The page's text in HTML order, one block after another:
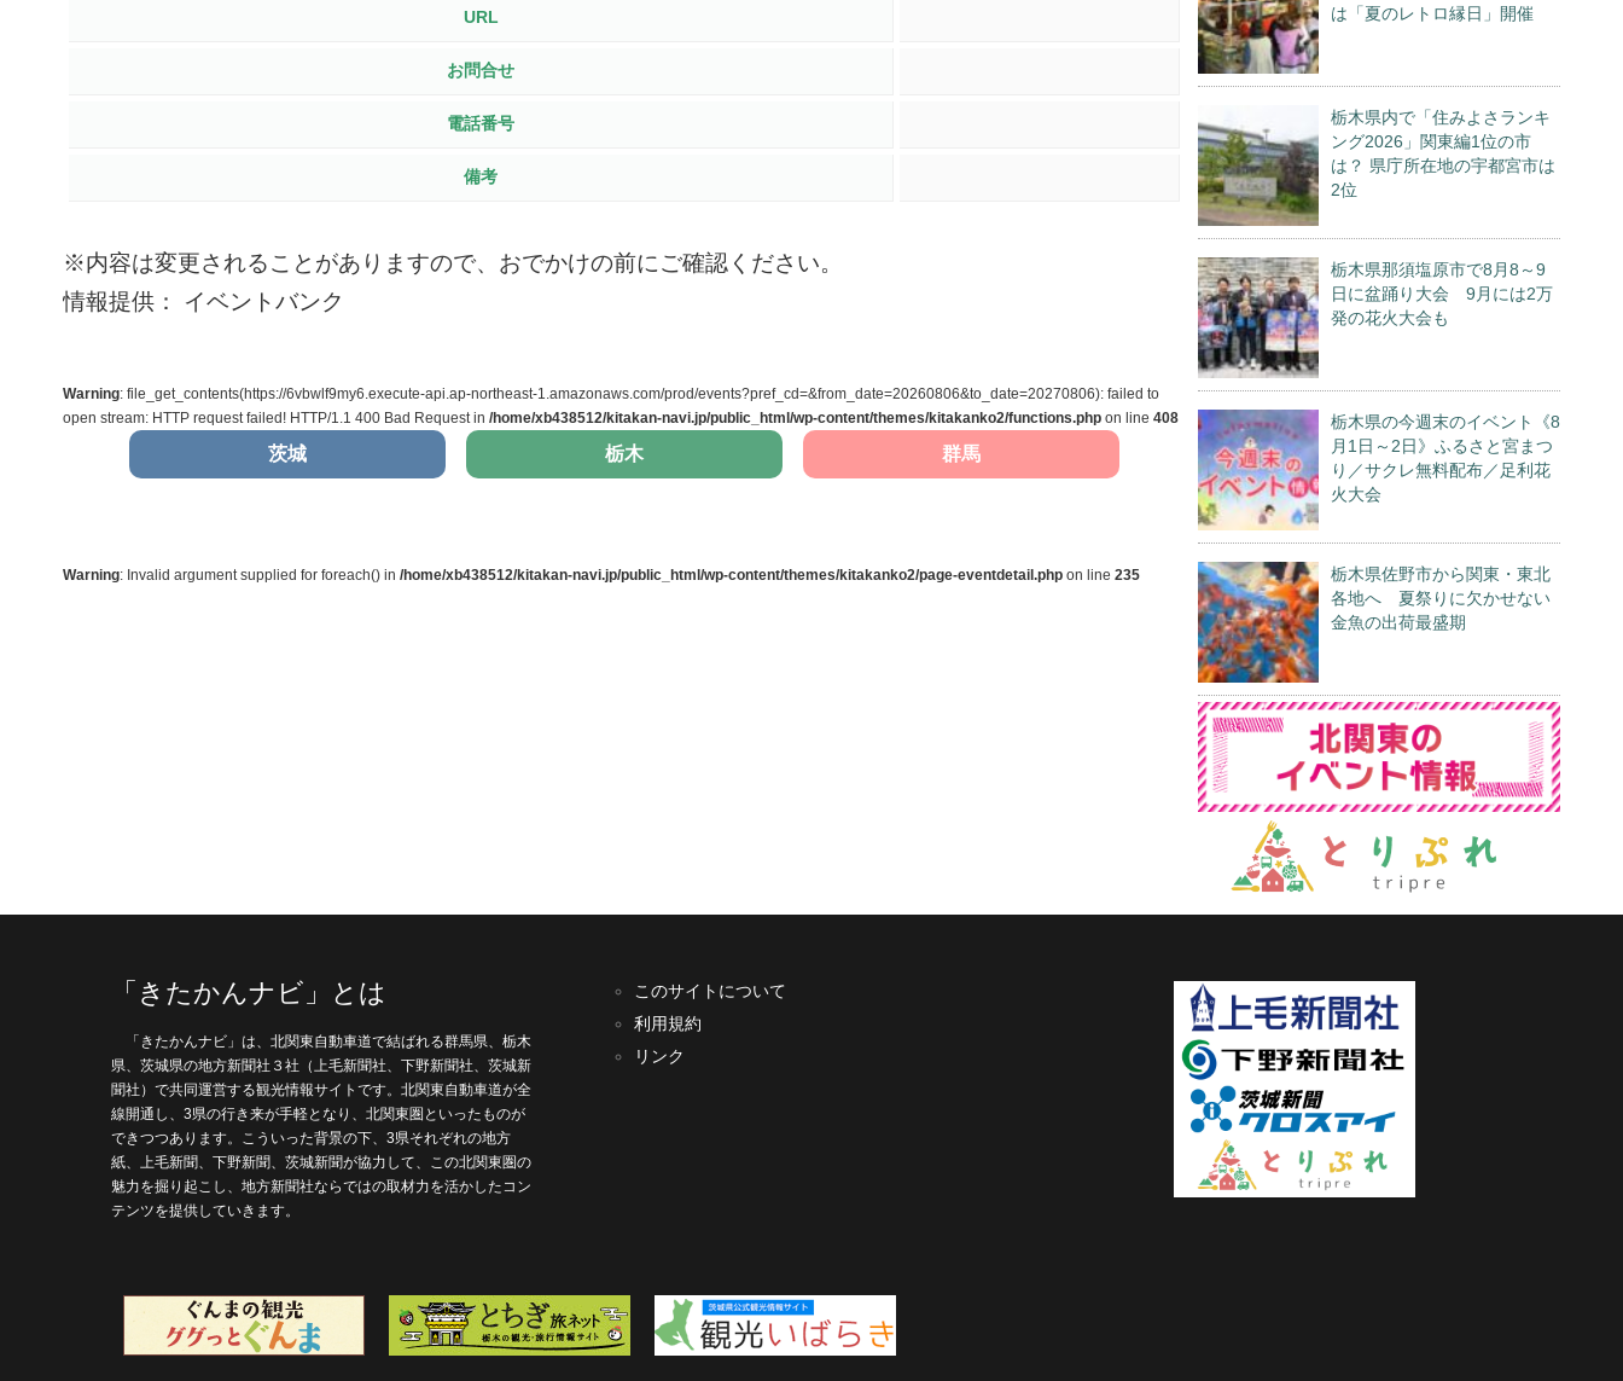
URL
お問合せ
電話番号
備考
※内容は変更されることがありますので、おでかけの前にご確認ください。
情報提供： イベントバンク
Warning: file_get_contents(https://6vbwlf9my6.execute-api.ap-northeast-1.amazonaws.com/prod/events?pref_cd=&from_date=20260806&to_date=20270806): failed to
open stream: HTTP request failed! HTTP/1.1 400 Bad Request in /home/xb438512/kitakan-navi.jp/public_html/wp-content/themes/kitakanko2/functions.php on line 408
茨城 栃木 群馬
Warning: Invalid argument supplied for foreach() in /home/xb438512/kitakan-navi.jp/public_html/wp-content/themes/kitakanko2/page-eventdetail.php on line 235
は「夏のレトロ縁日」開催
栃木県内で「住みよさランキ
ング2026」関東編1位の市
は？ 県庁所在地の宇都宮市は
2位
栃木県那須塩原市で8月8～9
日に盆踊り大会 9月には2万
発の花火大会も
栃木県の今週末のイベント《8
月1日～2日》ふるさと宮まつ
り／サクレ無料配布／足利花
火大会
栃木県佐野市から関東・東北
各地へ 夏祭りに欠かせない
金魚の出荷最盛期
「きたかんナビ」とは
「きたかんナビ」は、北関東自動車道で結ばれる群馬県、栃木
県、茨城県の地方新聞社３社（上毛新聞社、下野新聞社、茨城新
聞社）で共同運営する観光情報サイトです。北関東自動車道が全
線開通し、3県の行き来が手軽となり、北関東圏といったものが
できつつあります。こういった背景の下、3県それぞれの地方
紙、上毛新聞、下野新聞、茨城新聞が協力して、この北関東圏の
魅力を掘り起こし、地方新聞社ならではの取材力を活かしたコン
テンツを提供していきます。
このサイトについて
利用規約
リンク